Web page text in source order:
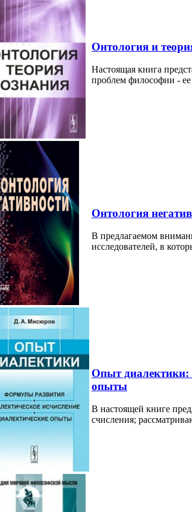
Онтология и
Настоящая книга
проблем философии - ее
Онтология
В предлагаемом
исследователей, в
Опыт диалектики:
опыты
В настоящей книге
счисления;